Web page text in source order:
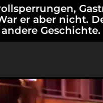
er aber nicht.
Geschichte.